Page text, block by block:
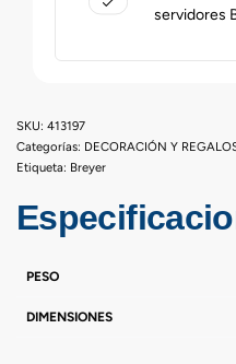
servidores
413197
Categorías: DECORACIÓN Y
Etiqueta: Breyer
PESO
DIMENSIONES